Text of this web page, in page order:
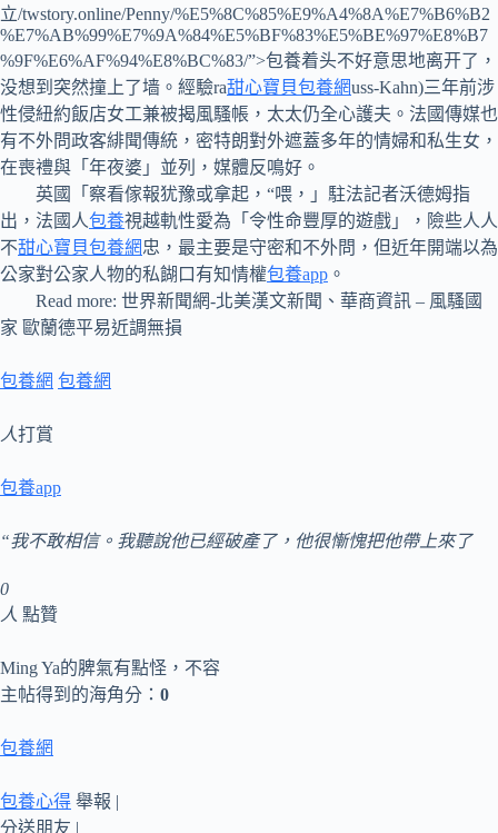
立/twstory.online/Penny/%E5%8C%85%E9%A4%8A%E7%B6%B2
%E7%AB%99%E7%9A%84%E5%BF%83%E5%BE%97%E8%B7
%9F%E6%AF%94%E8%BC%83/”>包養着头不好意思地离开了，
没想到突然撞上了墙。經驗ra甜心寶貝包養網uss-Kahn)三年前涉
性侵紐約飯店女工兼被揭風騷帳，太太仍全心護夫。法國傳媒也
有不外問政客緋聞傳統，密特朗對外遮蓋多年的情婦和私生女，
在喪禮與「年夜婆」並列，媒體反鳴好。
英國「察看傢報犹豫或拿起，“喂，」駐法記者沃德姆指
出，法國人包養視越軌性愛為「令性命豐厚的遊戲」，險些人人
不甜心寶貝包養網忠，最主要是守密和不外問，但近年開端以為
公家對公家人物的私餬口有知情權包養app 。
Read more: 世界新聞網-北美漢文新聞、華商資訊 – 風騷國
家 歐蘭德平易近調無損
包養網 包養網
人打賞
包養app
“我不敢相信。我聽說他已經破產了，他很慚愧把他帶上來了
0
人 點贊
Ming Ya的脾氣有點怪，不容
主帖得到的海角分： 0
包養網
包養心得 舉報 |
分送朋友 |